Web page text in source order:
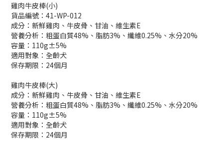
雞肉牛皮棒(小)
貨品編號：41-WP-012
成分：新鮮雞肉、牛皮骨、甘油、維生素E
營養分析：粗蛋白質48%、脂肪3%、纖維0.25%、水分20%
容量：110g±5%
適用對象：全齡犬
保存期限：24個月
雞肉牛皮棒(大)
成分：新鮮雞肉、牛皮骨、甘油、維生素E
營養分析：粗蛋白質48%、脂肪3%、纖維0.25%、水分20%
容量：110g±5%
適用對象：全齡犬
保存期限：24個月